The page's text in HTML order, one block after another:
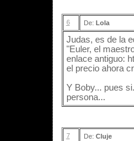
6 De: Lola
Judas, es de la
"Euler, el
enlace antiguo:
el precio ahora
Y Boby... pues
persona...
7 De: Cluje